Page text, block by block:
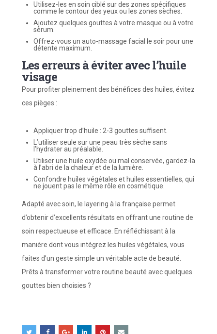
Utilisez-les en soin ciblé sur des zones spécifiques
comme le contour des yeux ou les zones sèches.
Ajoutez quelques gouttes à votre masque ou à votre
sérum.
Offrez-vous un auto-massage facial le soir pour une
détente maximum.
Les erreurs à éviter avec l’huile
visage
Pour profiter pleinement des bénéfices des huiles, évitez
ces pièges :
Appliquer trop d’huile : 2-3 gouttes suffisent.
L’utiliser seule sur une peau très sèche sans
l’hydrater au préalable.
Utiliser une huile oxydée ou mal conservée, gardez-la
à l’abri de la chaleur et de la lumière.
Confondre huiles végétales et huiles essentielles, qui
ne jouent pas le même rôle en cosmétique.
Adapté avec soin, le layering à la française permet
d’obtenir d’excellents résultats en offrant une routine de
soin respectueuse et efficace. En réfléchissant à la
manière dont vous intégrez les huiles végétales, vous
faites d’un geste simple un véritable acte de beauté.
Prêts à transformer votre routine beauté avec quelques
gouttes bien choisies ?